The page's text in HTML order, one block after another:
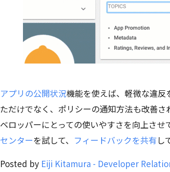
アプリの公開状況機能を使えば、軽微な違
ただけでなく、ポリシーの通知方法も改善
ベロッパーにとっての使いやすさを向上させ
センターを試して、 フィードバックを共有 し
Posted by Eiji Kitamura - Developer